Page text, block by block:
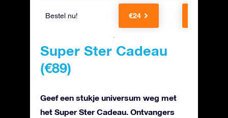
Bestel nu! €24
Super Ster Cadeau
(€89)
Geef een stukje universum weg met
het Super Ster Cadeau. Ontvangers